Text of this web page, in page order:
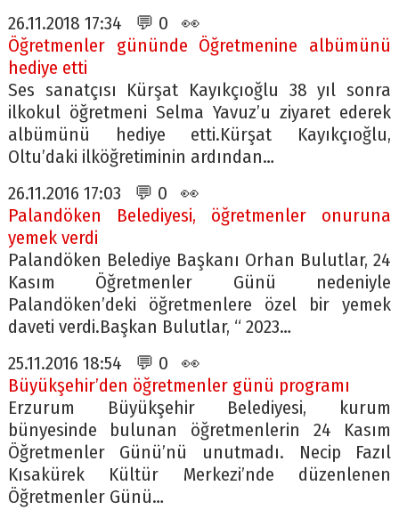
26.11.2018 17:34 💬 0 👀
Öğretmenler gününde Öğretmenine albümünü
hediye etti
Ses sanatçısı Kürşat Kayıkçıoğlu 38 yıl sonra
ilkokul öğretmeni Selma Yavuz’u ziyaret ederek
albümünü hediye etti.Kürşat Kayıkçıoğlu,
Oltu’daki ilköğretiminin ardından…
26.11.2016 17:03 💬 0 👀
Palandöken Belediyesi, öğretmenler onuruna
yemek verdi
Palandöken Belediye Başkanı Orhan Bulutlar, 24
Kasım Öğretmenler Günü nedeniyle
Palandöken’deki öğretmenlere özel bir yemek
daveti verdi.Başkan Bulutlar, “ 2023…
25.11.2016 18:54 💬 0 👀
Büyükşehir’den öğretmenler günü programı
Erzurum Büyükşehir Belediyesi, kurum
bünyesinde bulunan öğretmenlerin 24 Kasım
Öğretmenler Günü’nü unutmadı. Necip Fazıl
Kısakürek Kültür Merkezi’nde düzenlenen
Öğretmenler Günü…